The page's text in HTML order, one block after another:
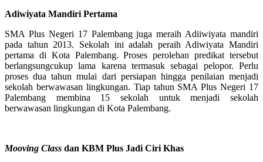
Adiwiyata Mandiri Pertama
SMA Plus Negeri 17 Palembang juga meraih Adiiwiyata mandiri
pada tahun 2013. Sekolah ini adalah peraih Adiwiyata Mandiri
pertama di Kota Palembang. Proses perolehan predikat tersebut
berlangsungcukup lama karena termasuk sebagai pelopor. Perlu
proses dua tahun mulai dari persiapan hingga penilaian menjadi
sekolah berwawasan lingkungan. Tiap tahun SMA Plus Negeri 17
Palembang membina 15 sekolah untuk menjadi sekolah
berwawasan lingkungan di Kota Palembang.
Mooving Class dan KBM Plus Jadi Ciri Khas